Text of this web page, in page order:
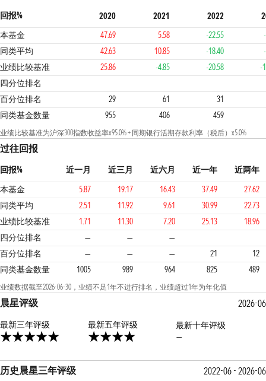
回报% 2020 2021 2022
本基金
47.69 5.58 -22.55
同类平均
42.63 10.85 -18.40
业绩比较基准
25.86 -4.85 -20.58
-
四分位排名
2 3 2 1
百分位排名 29 61
31
同类基金数量
955 406 459
业绩比较基准为沪深300指数收益率x95.0% + 同期银行活期存款利率（税后）x5.0%
过往回报
回报% 近一月 近三月 近六月 近一年
近两年
本基金
5.87 19.17 16.43 37.49
27.62
同类平均
2.51 11.92 9.61 30.99
22.73
业绩比较基准
1.71 11.30 7.20 25.13
18.96
四分位排名
— — —
1 1 1
百分位排名 — — — 21
12
同类基金数量
1005 989 964 825 489
业绩数据截至2026-06-30，业绩不足1年不进行排名，业绩超过1年为年化值
晨星评级 2026-06
最新三年评级 最新五年评级
最新十年评级
—
历史晨星三年评级 2022-06 - 2026-06